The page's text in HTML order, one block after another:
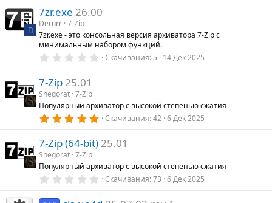
0
ё
з
д
D
7zr.exe 26.00
Derurr 7-Zip
7zr.exe - это консольная версия архиватора 7-Zip с
минимальным набором функций.
0
ё
з
Скачивания 5 14 Дек 2025
7-Zip 25.01
Shegorat 7-Zip
Популярный архиватор с высокой степенью сжатия
5
0
ё
з
Скачивания 42 6 Дек 2025
7-Zip (64-bit) 25.01
Shegorat 7-Zip
Популярный архиватор с высокой степенью сжатия
0Скачивания 73 6 Дек 2025